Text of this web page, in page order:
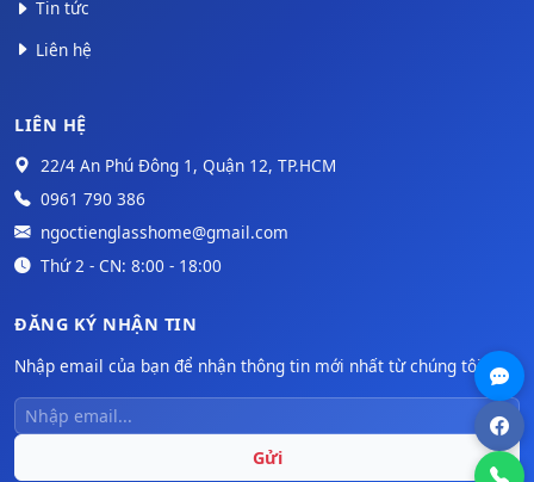
Tin tức
Liên hệ
LIÊN HỆ
22/4 An Phú Đông 1, Quận 12, TP.HCM
0961 790 386
ngoctienglasshome@gmail.com
Thứ 2 - CN: 8:00 - 18:00
ĐĂNG KÝ NHẬN TIN
Nhập email của bạn để nhận thông tin mới nhất từ chúng tôi.
Gửi